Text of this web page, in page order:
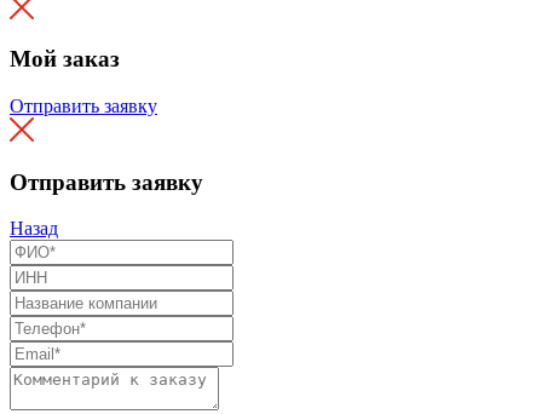
Мой заказ
Отправить заявку
Отправить заявку
Назад